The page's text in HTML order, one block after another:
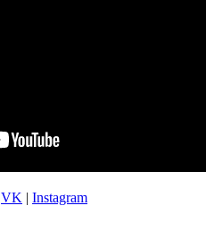
VK | Instagram